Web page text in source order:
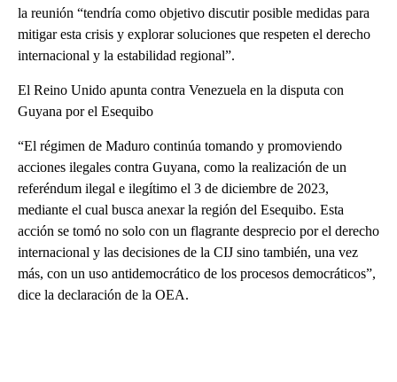
la reunión “tendría como objetivo discutir posible medidas para
mitigar esta crisis y explorar soluciones que respeten el derecho
internacional y la estabilidad regional”.
El Reino Unido apunta contra Venezuela en la disputa con
Guyana por el Esequibo
“El régimen de Maduro continúa tomando y promoviendo
acciones ilegales contra Guyana, como la realización de un
referéndum ilegal e ilegítimo el 3 de diciembre de 2023,
mediante el cual busca anexar la región del Esequibo. Esta
acción se tomó no solo con un flagrante desprecio por el derecho
internacional y las decisiones de la CIJ sino también, una vez
más, con un uso antidemocrático de los procesos democráticos”,
dice la declaración de la OEA.